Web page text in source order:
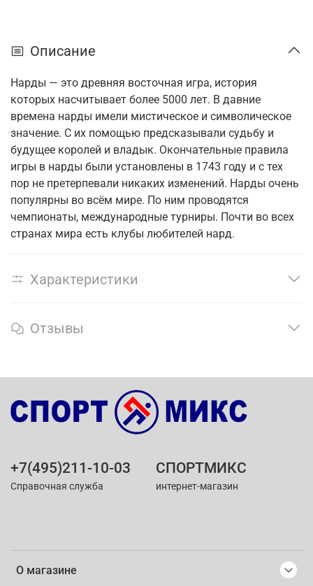
Описание
Нарды — это древняя восточная игра, история
которых насчитывает более 5000 лет. В давние
времена нарды имели мистическое и символическое
значение. С их помощью предсказывали судьбу и
будущее королей и владык. Окончательные правила
игры в нарды были установлены в 1743 году и с тех
пор не претерпевали никаких изменений. Нарды очень
популярны во всём мире. По ним проводятся
чемпионаты, международные турниры. Почти во всех
странах мира есть клубы любителей нард.
Характеристики
Отзывы
О магазине
+7(495)211-10-03
Справочная служба
СПОРТМИКС
интернет-магазин